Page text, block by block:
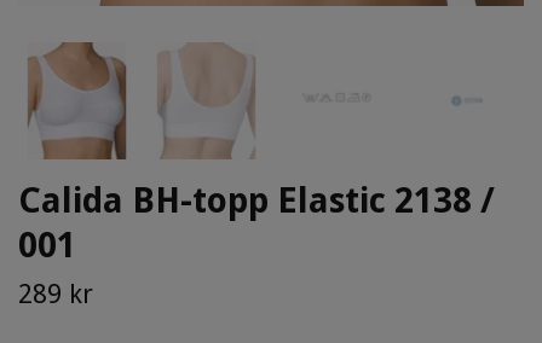
Calida BH-topp Elastic 2138 /
001
289 kr